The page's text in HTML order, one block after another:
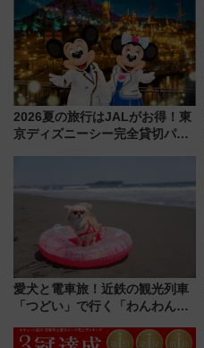
2026夏の旅行はJALがお得！東
京ディズニーシー完全貸切パー
線に2回搭乗」
愛犬と電車旅！近鉄の観光列車
「つどい」で行く「わんわん列
める日帰りツアー